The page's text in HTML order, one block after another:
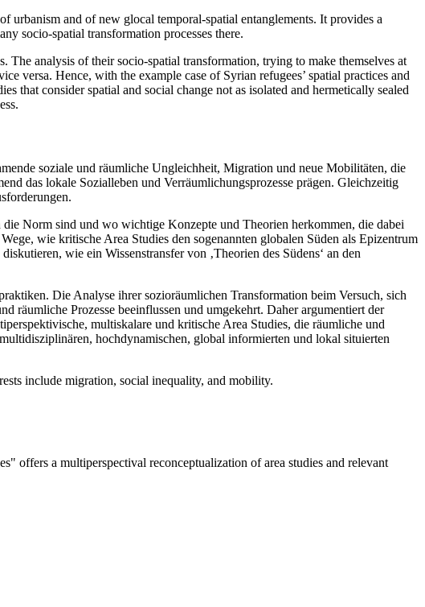
urbanism and of new glocal temporal-spatial entanglements. It provides a
socio-spatial transformation processes there.
The analysis of their socio-spatial transformation, trying to make themselves at
versa. Hence, with the example case of Syrian refugees’ spatial practices and
that consider spatial and social change not as isolated and hermetically sealed
soziale und räumliche Ungleichheit, Migration und neue Mobilitäten, die
das lokale Sozialleben und Verräumlichungsprozesse prägen. Gleichzeitig
die Norm sind und wo wichtige Konzepte und Theorien herkommen, die dabei
wie kritische Area Studies den sogenannten globalen Süden als Epizentrum
wie ein Wissenstransfer von ‚Theorien des Südens‘ an den
Die Analyse ihrer sozioräumlichen Transformation beim Versuch, sich
räumliche Prozesse beeinflussen und umgekehrt. Daher argumentiert der
multiskalare und kritische Area Studies, die räumliche und
hochdynamischen, global informierten und lokal situierten
include migration, social inequality, and mobility.
offers a multiperspectival reconceptualization of area studies and relevant